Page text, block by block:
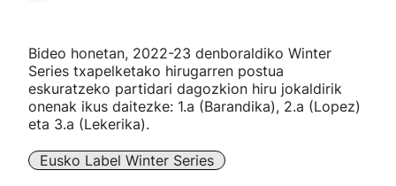
Bideo honetan, 2022-23 denboraldiko Winter
Series txapelketako hirugarren postua
eskuratzeko partidari dagozkion hiru jokaldirik
onenak ikus daitezke: 1.a (Barandika), 2.a (Lopez)
eta 3.a (Lekerika).
Eusko Label Winter Series